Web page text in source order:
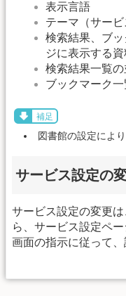
表示言語
テーマ（サービ
検索結果、ブ
ジに表示する
検索結果一覧
ブックマーク
補足
図書館の設定によ
サービス設定の
サービス設定の変更
ら、サービス設定ペ
画面の指示に従って、